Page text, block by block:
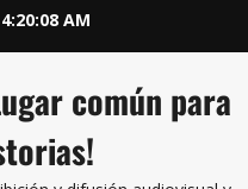
4:20:09 AM
común para